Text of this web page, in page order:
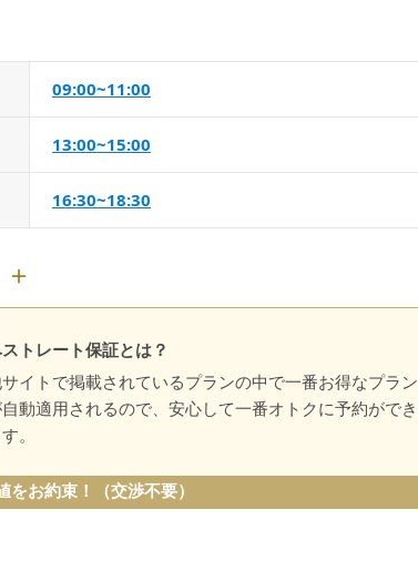
09:00~11:00
13:00~15:00
16:30~18:30
トレート保証とは？
イトで掲載されているプランの中で一番お得なプラン
動適用されるので、安心して一番オトクに予約ができ
。
をお約束！（交渉不要）